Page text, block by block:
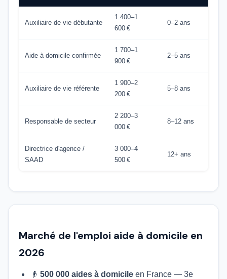
Auxiliaire de vie débutante
1 400–1
600 €
0–2 ans
Aide à domicile confirmée
1 700–1
900 €
2–5 ans
Auxiliaire de vie référente
1 900–2
200 €
5–8 ans
Responsable de secteur
2 200–3
000 €
8–12 ans
Directrice d'agence /
SAAD
3 000–4
500 €
12+ ans
Marché de l'emploi aide à domicile en
2026
👴 500 000 aides à domicile en France — 3e